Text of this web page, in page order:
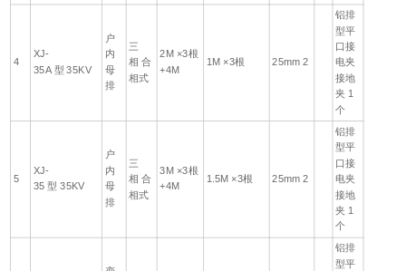
4
XJ-
35A 型 35KV
户
内
母
排
三
相 合
相式
2M ×3根
+4M
1M ×3根 25mm 2
铝排
型平
口接
电夹
接地
夹 1
个
5
XJ-
35 型 35KV
户
内
母
排
三
相 合
相式
3M ×3根
+4M
1.5M ×3根 25mm 2
铝排
型平
口接
电夹
接地
夹 1
个
铝排
型平